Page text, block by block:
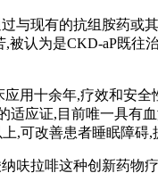
现有的抗组胺药或
认为是CKD-aP既
十余年,疗效和安全
适应证,目前唯一具有
,可改善患者睡眠障碍
拉啡这种创新药物疗